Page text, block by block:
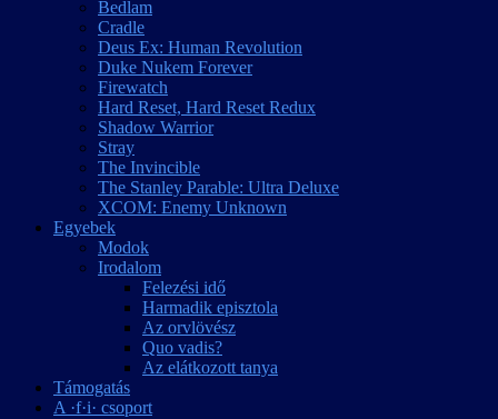
Bedlam
Cradle
Deus Ex: Human Revolution
Duke Nukem Forever
Firewatch
Hard Reset, Hard Reset Redux
Shadow Warrior
Stray
The Invincible
The Stanley Parable: Ultra Deluxe
XCOM: Enemy Unknown
Egyebek
Modok
Irodalom
Felezési idő
Harmadik episztola
Az orvlövész
Quo vadis?
Az elátkozott tanya
Támogatás
A ·f·i· csoport